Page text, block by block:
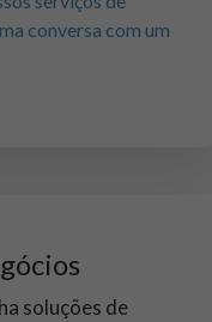
conversa com um
soluções de